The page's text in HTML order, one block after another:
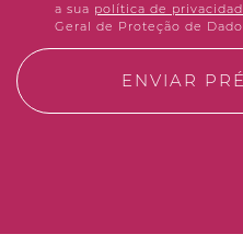
a sua política de
Geral de Proteção de
ENVIAR